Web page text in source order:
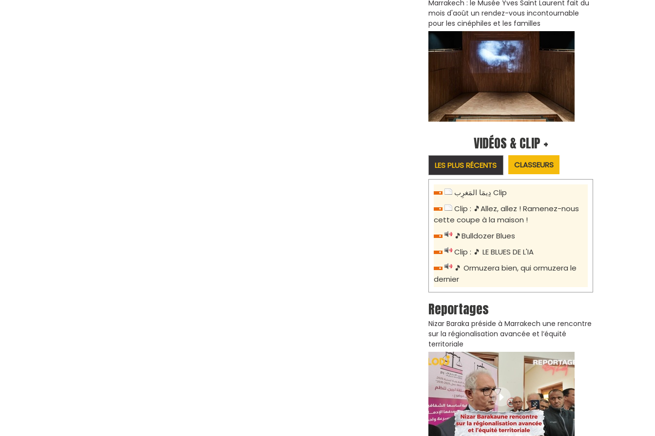
Marrakech : le Musée Yves Saint Laurent fait du
mois d'août un rendez-vous incontournable
pour les cinéphiles et les familles
VIDÉOS & CLIP +
LES PLUS RÉCENTS CLASSEURS
دِيمَا المَغرِب Clip
Clip : 🎵Allez, allez ! Ramenez-nous
cette coupe à la maison !
🎵Bulldozer Blues
Clip : 🎵 LE BLUES DE L'IA
🎵 Ormuzera bien, qui ormuzera le
dernier
Reportages
Nizar Baraka préside à Marrakech une rencontre
sur la régionalisation avancée et l’équité
territoriale